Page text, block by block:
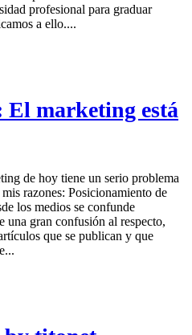
profesional para graduar
a ello....
El marketing está
de hoy tiene un serio problema
razones: Posicionamiento de
los medios se confunde
gran confusión al respecto,
que se publican y que